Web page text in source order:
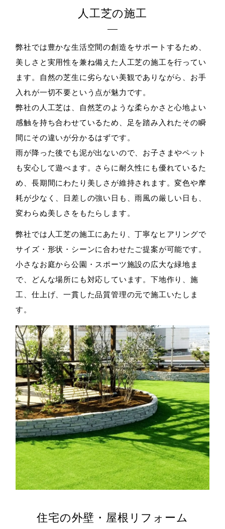
人工芝の施工
弊社では豊かな生活空間の創造をサポートするため、
美しさと実用性を兼ね備えた人工芝の施工を行ってい
ます。自然の芝生に劣らない美観でありながら、お手
入れが一切不要という点が魅力です。
弊社の人工芝は、自然芝のような柔らかさと心地よい
感触を持ち合わせているため、足を踏み入れたその瞬
間にその違いが分かるはずです。
雨が降った後でも泥が出ないので、お子さまやペット
も安心して遊べます。さらに耐久性にも優れているた
め、長期間にわたり美しさが維持されます。変色や摩
耗が少なく、日差しの強い日も、雨風の厳しい日も、
変わらぬ美しさをもたらします。
弊社では人工芝の施工にあたり、丁寧なヒアリングで
サイズ・形状・シーンに合わせたご提案が可能です。
小さなお庭から公園・スポーツ施設の広大な緑地ま
で、どんな場所にも対応しています。下地作り、施
工、仕上げ、一貫した品質管理の元で施工いたしま
す。
住宅の外壁・屋根リフォーム